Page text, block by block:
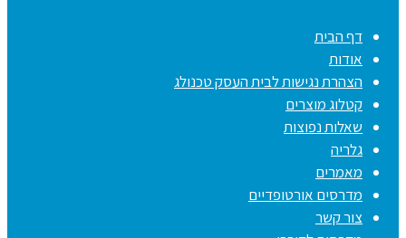
דף הבית
אודות
הצהרת נגישות לבית העסק טכנולג
קטלוג מוצרים
שאלות נפוצות
גלריה
מאמרים
מדרסים אורטופדיים
צור קשר